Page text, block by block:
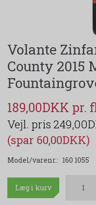
Volante
County 2015
189,00DKK
(spar 60,00DKK)
Model/varenr.: 160 1055
Læg i kurv